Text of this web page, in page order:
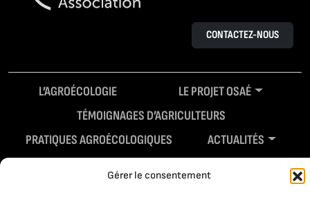
Gérer le consentement
CONTACTEZ-NOUS
L’AGROÉCOLOGIE
LE PROJET OSAÉ
TÉMOIGNAGES D’AGRICULTEURS
PRATIQUES AGROÉCOLOGIQUES
ACTUALITÉS